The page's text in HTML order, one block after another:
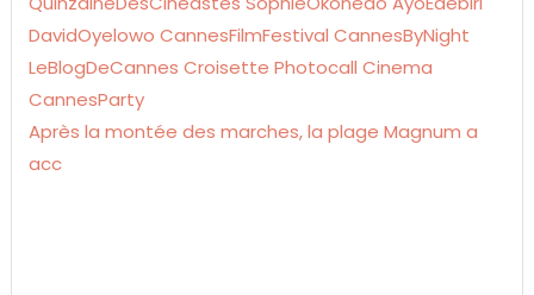
Après la montée des marches, la plage Magnum a
acc